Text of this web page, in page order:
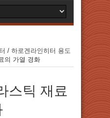
/ 하로겐라인히터 용도
의 가열 경화
스틱 재료